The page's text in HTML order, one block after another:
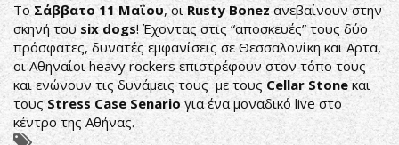
TοΣάββατο 11 Μαΐου, οιRusty Bonez ανεβαίνουν στην
σκηνή του six dogs! Έχοντας στις “αποσκευές” τους δύο
πρόσφατες, δυνατές εμφανίσεις σε Θεσσαλονίκη και Αρτα,
οι Αθηναίοι heavy rockers επιστρέφουν στον τόπο τους
και ενώνουν τις δυνάμεις τους με τους Cellar Stoneκαι
τουςStress Case Senario για ένα μοναδικό live στο
κέντρο της Αθήνας.